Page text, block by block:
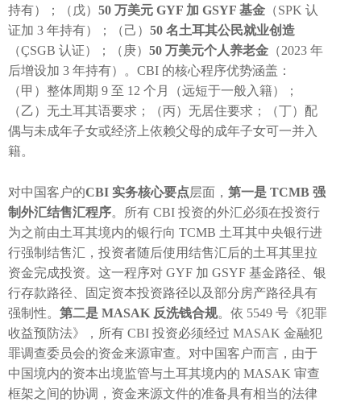
持有）；（戊） 50 万美元 GYF 加 GSYF 基金 （SPK 认
证加 3 年持有）；（己） 50 名土耳其公民就业创造
（ÇSGB 认证）；（庚） 50 万美元个人养老金 （2023 年
后增设加 3 年持有）。CBI 的核心程序优势涵盖：
（甲）整体周期 9 至 12 个月（远短于一般入籍）；
（乙）无土耳其语要求；（丙）无居住要求；（丁）配
偶与未成年子女或经济上依赖父母的成年子女可一并入
籍。
对中国客户的CBI 实务核心要点层面， 第一是 TCMB 强
制外汇结售汇程序。所有 CBI 投资的外汇必须在投资行
为之前由土耳其境内的银行向 TCMB 土耳其中央银行进
行强制结售汇，投资者随后使用结售汇后的土耳其里拉
资金完成投资。这一程序对 GYF 加 GSYF 基金路径、银
行存款路径、固定资本投资路径以及部分房产路径具有
强制性。 第二是 MASAK 反洗钱合规。依 5549 号《犯罪
收益预防法》，所有 CBI 投资必须经过 MASAK 金融犯
罪调查委员会的资金来源审查。对中国客户而言，由于
中国境内的资本出境监管与土耳其境内的 MASAK 审查
框架之间的协调，资金来源文件的准备具有相当的法律